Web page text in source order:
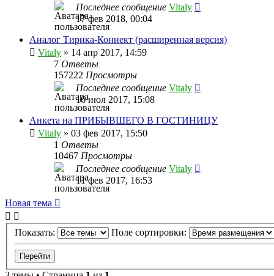
Последнее сообщение Vitaly
17 фев 2018, 00:04
Аналог Тирика-Коннект (расширенная версия)
Vitaly » 14 апр 2017, 14:59
7 Ответы
157222 Просмотры
Последнее сообщение Vitaly
16 июл 2017, 15:08
Анкета на ПРИБЫВШЕГО В ГОСТИНИЦУ
Vitaly » 03 фев 2017, 15:50
1 Ответы
10467 Просмотры
Последнее сообщение Vitaly
11 фев 2017, 16:53
Новая тема
Показать: Поле сортировки: